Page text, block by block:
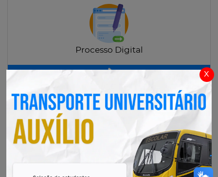
x
Processo Digital
Radar Transparência Pública